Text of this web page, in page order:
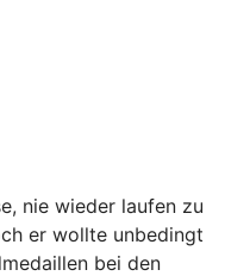
nie wieder laufen zu
er wollte unbedingt
bei den